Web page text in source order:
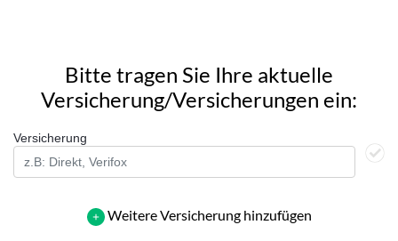
Bitte tragen Sie Ihre aktuelle
Versicherung/Versicherungen ein:
Versicherung
Weitere Versicherung hinzufügen